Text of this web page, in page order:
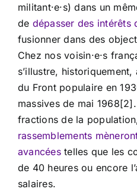
militant·e·s) dans un
de dépasser des intérêts
fusionner dans des
Chez nos voisin·e·s
s’illustre,
du Front populaire en
massives de mai
fractions de la
rassemblements
avancéestelles que les
de 40 heures ou encore
salaires.